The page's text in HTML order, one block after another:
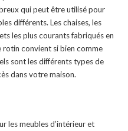
qui peut être utilisé pour
différents. Les chaises, les
les plus courants fabriqués en
convient si bien comme
sont les différents types de
dans votre maison.
les meubles d’intérieur et